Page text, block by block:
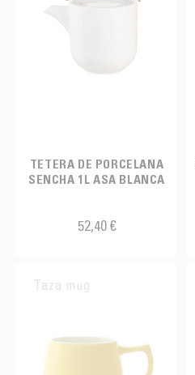
TETERA DE PORCELANA
SENCHA 1L ASA BLANCA
52,40 €
Taza mug